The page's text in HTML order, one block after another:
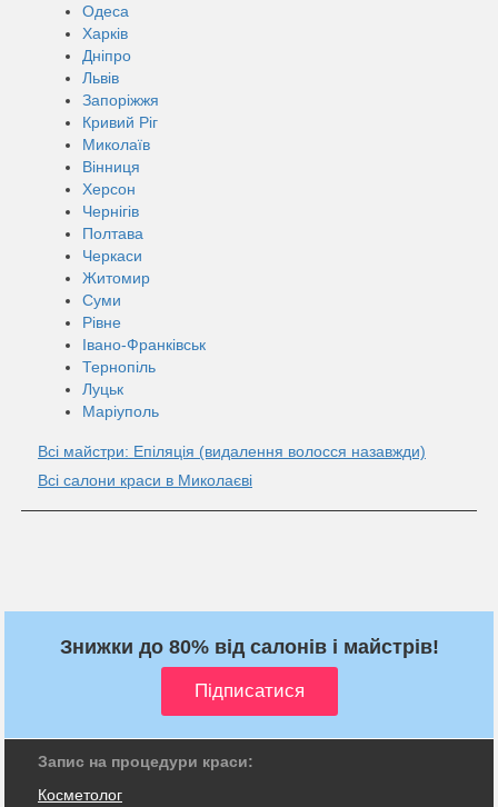
Одеса
Харків
Дніпро
Львів
Запоріжжя
Кривий Ріг
Миколаїв
Вінниця
Херсон
Чернігів
Полтава
Черкаси
Житомир
Суми
Рівне
Івано-Франківськ
Тернопіль
Луцьк
Маріуполь
Всі майстри: Епіляція (видалення волосся назавжди)
Всі салони краси в Миколаєві
Знижки до 80% від салонів і майстрів!
Запис на процедури краси:
Косметолог